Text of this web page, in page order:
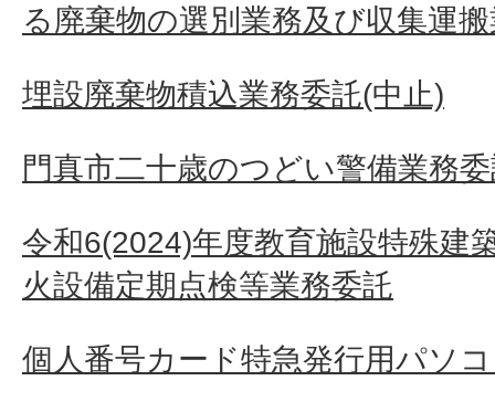
る廃棄物の選別業務及び収集運
埋設廃棄物積込業務委託(中止)
門真市二十歳のつどい警備業務
令和6(2024)年度教育施設特殊建
火設備定期点検等業務委託
個人番号カード特急発行用パソ